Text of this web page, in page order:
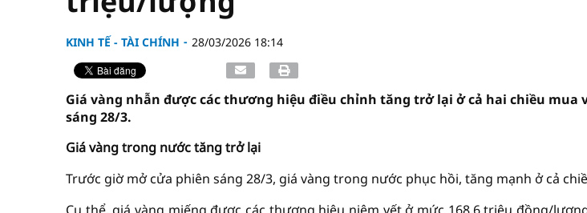
KINH TẾ - TÀI CHÍNH 28/03/2026 18:14
Giá vàng nhẫn được các thương hiệu điều chỉnh tăng trở lại ở cả hai chiều mua
sáng 28/3.
Giá vàng trong nước tăng trở lại
Trước giờ mở cửa phiên sáng 28/3, giá vàng trong nước phục hồi, tăng mạnh ở cả